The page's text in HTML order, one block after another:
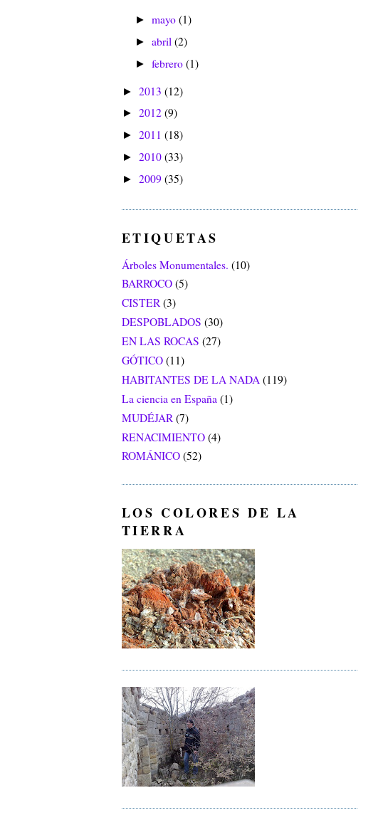
►mayo(1)
►abril(2)
►febrero(1)
► 2013 (12)
► 2012 (9)
► 2011 (18)
► 2010 (33)
► 2009 (35)
ETIQUETAS
Árboles Monumentales. (10)
BARROCO (5)
CISTER (3)
DESPOBLADOS (30)
EN LAS ROCAS (27)
GÓTICO (11)
HABITANTES DE LA NADA (119)
La ciencia en España (1)
MUDÉJAR (7)
RENACIMIENTO (4)
ROMÁNICO (52)
LOS COLORES DE LA
TIERRA